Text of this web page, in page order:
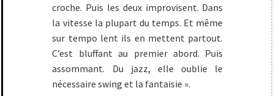
croche. Puis les deux improvisent. Dans
la vitesse la plupart du temps. Et même
sur tempo lent ils en mettent partout.
C’est bluffant au premier abord. Puis
assommant. Du jazz, elle oublie le
nécessaire swing et la fantaisie ».